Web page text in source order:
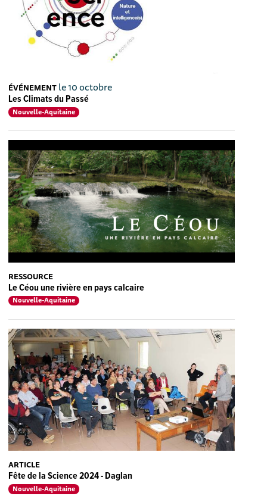
ÉVÉNEMENT le 10 octobre
Les Climats du Passé
Nouvelle-Aquitaine
RESSOURCE
Le Céou une rivière en pays calcaire
Nouvelle-Aquitaine
ARTICLE
Fête de la Science 2024 - Daglan
Nouvelle-Aquitaine